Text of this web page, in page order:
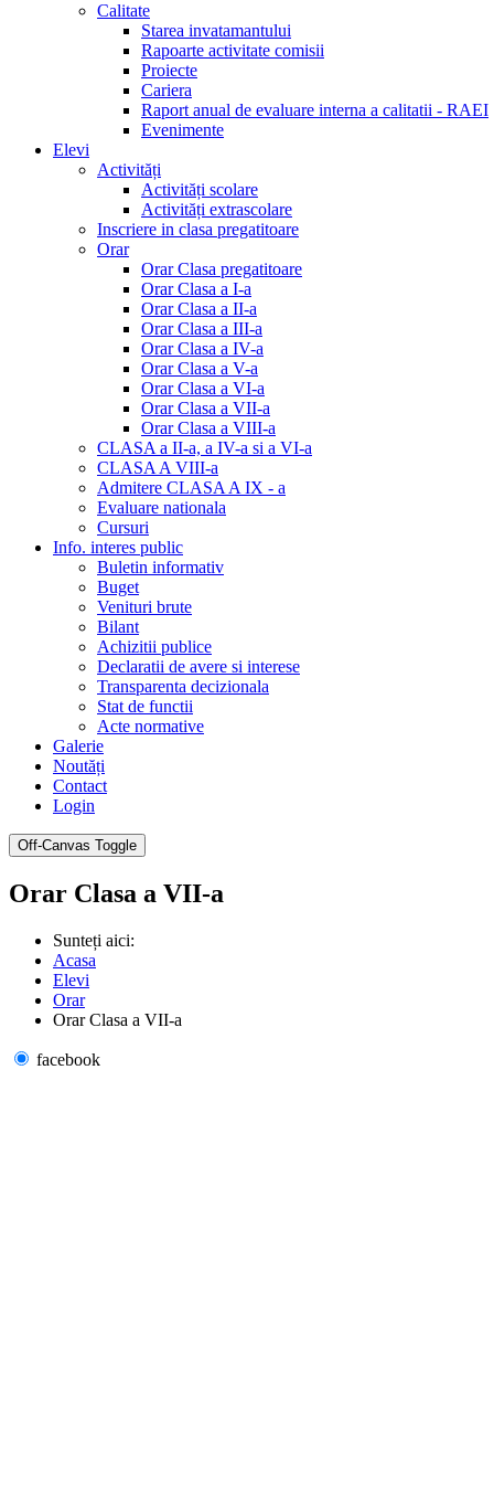
Calitate
Starea invatamantului
Rapoarte activitate comisii
Proiecte
Cariera
Raport anual de evaluare interna a calitatii - RAEI
Evenimente
Elevi
Activități
Activități scolare
Activități extrascolare
Inscriere in clasa pregatitoare
Orar
Orar Clasa pregatitoare
Orar Clasa a I-a
Orar Clasa a II-a
Orar Clasa a III-a
Orar Clasa a IV-a
Orar Clasa a V-a
Orar Clasa a VI-a
Orar Clasa a VII-a
Orar Clasa a VIII-a
CLASA a II-a, a IV-a si a VI-a
CLASA A VIII-a
Admitere CLASA A IX - a
Evaluare nationala
Cursuri
Info. interes public
Buletin informativ
Buget
Venituri brute
Bilant
Achizitii publice
Declaratii de avere si interese
Transparenta decizionala
Stat de functii
Acte normative
Galerie
Noutăți
Contact
Login
Off-Canvas Toggle
Orar Clasa a VII-a
Sunteți aici:
Acasa
Elevi
Orar
Orar Clasa a VII-a
facebook